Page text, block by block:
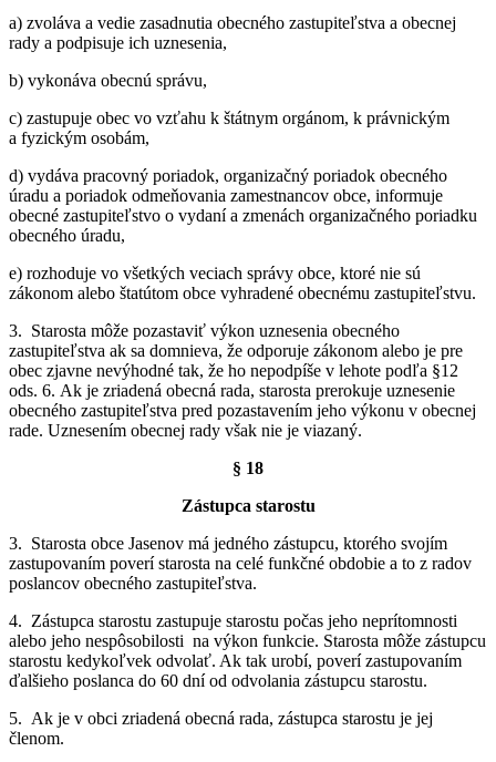
a) zvoláva a vedie zasadnutia obecného zastupiteľstva a obecnej
rady a podpisuje ich uznesenia,
b) vykonáva obecnú správu,
c) zastupuje obec vo vzťahu k štátnym orgánom, k právnickým
a fyzickým osobám,
d) vydáva pracovný poriadok, organizačný poriadok obecného
úradu a poriadok odmeňovania zamestnancov obce, informuje
obecné zastupiteľstvo o vydaní a zmenách organizačného poriadku
obecného úradu,
e) rozhoduje vo všetkých veciach správy obce, ktoré nie sú
zákonom alebo štatútom obce vyhradené obecnému zastupiteľstvu.
3. Starosta môže pozastaviť výkon uznesenia obecného
zastupiteľstva ak sa domnieva, že odporuje zákonom alebo je pre
obec zjavne nevýhodné tak, že ho nepodpíše v lehote podľa §12
ods. 6. Ak je zriadená obecná rada, starosta prerokuje uznesenie
obecného zastupiteľstva pred pozastavením jeho výkonu v obecnej
rade. Uznesením obecnej rady však nie je viazaný.
§ 18
Zástupca starostu
3. Starosta obce Jasenov má jedného zástupcu, ktorého svojím
zastupovaním poverí starosta na celé funkčné obdobie a to z radov
poslancov obecného zastupiteľstva.
4. Zástupca starostu zastupuje starostu počas jeho neprítomnosti
alebo jeho nespôsobilosti na výkon funkcie. Starosta môže zástupcu
starostu kedykoľvek odvolať. Ak tak urobí, poverí zastupovaním
ďalšieho poslanca do 60 dní od odvolania zástupcu starostu.
5. Ak je v obci zriadená obecná rada, zástupca starostu je jej
členom.